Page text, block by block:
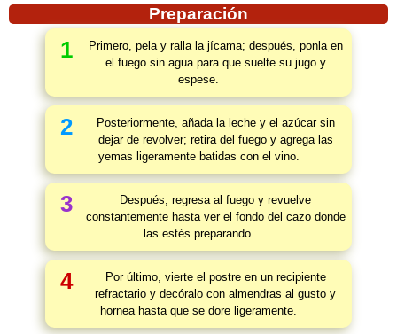
Preparación
1
Primero, pela y ralla la jícama; después, ponla en
el fuego sin agua para que suelte su jugo y
espese.
2
Posteriormente, añada la leche y el azúcar sin
dejar de revolver; retira del fuego y agrega las
yemas ligeramente batidas con el vino.
3
Después, regresa al fuego y revuelve
constantemente hasta ver el fondo del cazo donde
las estés preparando.
4
Por último, vierte el postre en un recipiente
refractario y decóralo con almendras al gusto y
hornea hasta que se dore ligeramente.